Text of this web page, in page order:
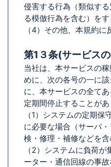
侵害する行為（類似す
る模倣行為を含む）をす
（4）その他、本規約
第1３条(サービス
当社は、本サービスの
めに、次の各号の一に
に、本サービスの全て
定期間停止することがあ
（1）システムの定期
に必要な場合（サーバ
検・修理・補修などを含
（2）システムに負荷
ーター・通信回線の事故